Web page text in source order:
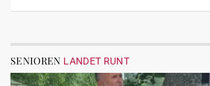
SENIOREN LANDET RUNT